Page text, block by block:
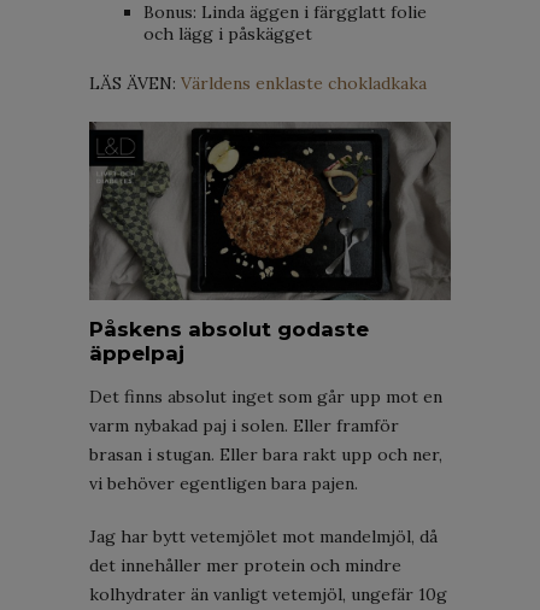
Bonus: Linda äggen i färgglatt folie
och lägg i påskägget
LÄS ÄVEN: Världens enklaste chokladkaka
Påskens absolut godaste
äppelpaj
Det finns absolut inget som går upp mot en
varm nybakad paj i solen. Eller framför
brasan i stugan. Eller bara rakt upp och ner,
vi behöver egentligen bara pajen.
Jag har bytt vetemjölet mot mandelmjöl, då
det innehåller mer protein och mindre
kolhydrater än vanligt vetemjöl, ungefär 10g